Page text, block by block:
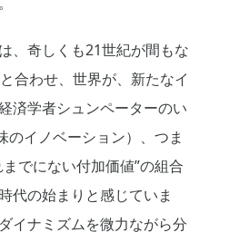
、奇しくも21世紀が間もな
合わせ、世界が、新たなイ
済学者シュンペーターのい
のイノベーション）、つま
でにない付加価値”の組合
代の始まりと感じていま
イナミズムを微力ながら分